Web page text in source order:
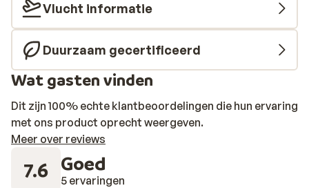
Vlucht informatie
Duurzaam gecertificeerd
Wat gasten vinden
Dit zijn 100% echte klantbeoordelingen die hun ervaring
met ons product oprecht weergeven.
Meer over reviews
7.6 Goed
5 ervaringen